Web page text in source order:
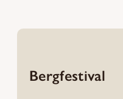
Bergfestival